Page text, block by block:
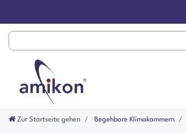
Zur Startseite gehen Begehbare Klimakammern